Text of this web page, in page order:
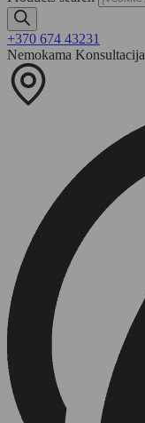
+370 674 43231
Nemokama Konsultacija